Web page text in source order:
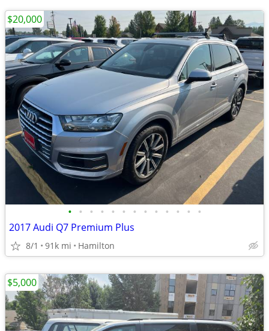
• • • • • • • • • • • • •
2017 Audi Q7 Premium Plus
8/1 91k mi Hamilton
$20,000
$5,000